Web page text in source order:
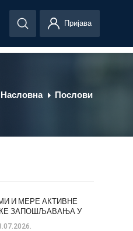
Пријава
Насловна Послови
И МЕРЕ АКТИВНЕ
ЗАПОШЉАВАЊА У
КЛАДОВО